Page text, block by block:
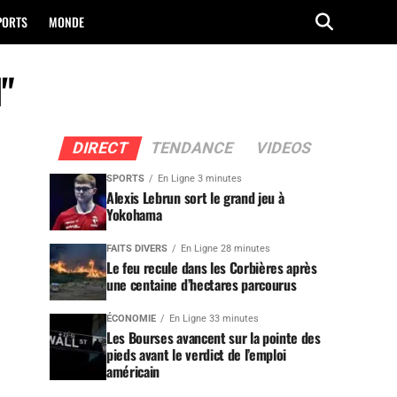
MONDE
DIRECT TENDANCE VIDEOS
SPORTS En Ligne 3 minutes
Alexis Lebrun sort le grand jeu à
Yokohama
FAITS DIVERS En Ligne 28 minutes
Le feu recule dans les Corbières après
une centaine d’hectares parcourus
ÉCONOMIE En Ligne 33 minutes
Les Bourses avancent sur la pointe des
pieds avant le verdict de l’emploi
américain